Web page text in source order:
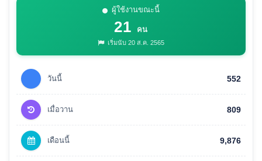
ผู้ใช้งานขณะนี้
21 คน
เริ่มนับ 20 ส.ค. 2565
วันนี้ 552
เมื่อวาน 809
เดือนนี้ 9,876